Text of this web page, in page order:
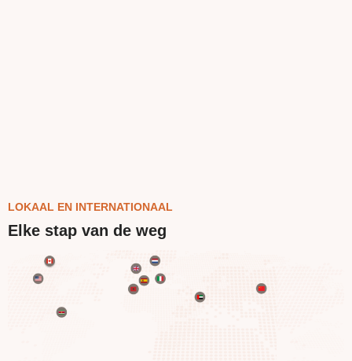
LOKAAL EN INTERNATIONAAL
Elke stap van de weg